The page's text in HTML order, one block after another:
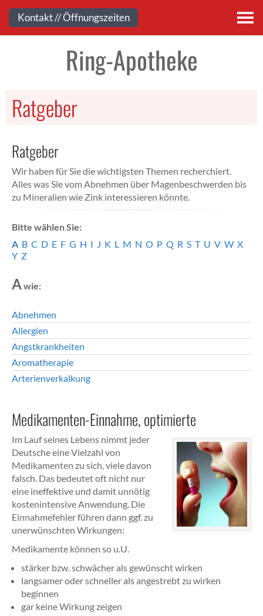
Kontakt
Ring-Apotheke
Ratgeber
Ratgeber
Wir haben für Sie die wichtigsten Themen recherchiert.
Alles was Sie vom Abnehmen über Magenbeschwerden bis
zu Mineralien wie Zink interessieren könnte.
Bitte wählen Sie:
A B C D E F G H I J K L M N O P Q R S T U V W X
Y Z
Awie:
Abnehmen
Allergien
Angstkrankheiten
Aromatherapie
Arterienverkalkung
Medikamenten-Einnahme, optimierte
Im Lauf seines Lebens nimmt jeder
Deutsche eine Vielzahl von
Medikamenten zu sich, viele davon
falsch. Das bedeutet oft nicht nur
eine ineffektive und damit unnötig
kostenintensive Anwendung. Die
Einnahmefehler führen dann ggf. zu
unerwünschten Wirkungen:
Medikamente können so u.U.
stärker bzw. schwächer als gewünscht wirken
langsamer oder schneller als angestrebt zu wirken
beginnen
gar keine Wirkung zeigen
Kontakt // Öffnungszeiten